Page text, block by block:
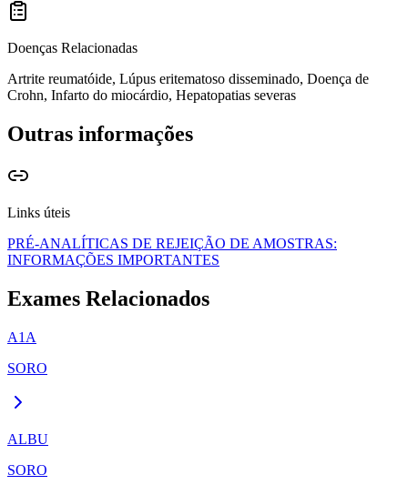
seu prognóstico. Os pacientes com lesões, queimaduras ou tumores
apresentam elevadas concentrações séricas. Nos pacientes com
insuficiência renal crônica foram medidas concentrações séricas
elevadas da a1-glicoproteína ácida, ainda que não exista qualquer
diferença notória entre os doentes dialisados e os não dialisados.
Nos pacientes com doenças crônicas do fígado, foram encontradas
concentrações séricas reduzidas, devido a uma produção limitada da
a1-glicoproteína ácida.
Doenças Relacionadas
Artrite reumatóide, Lúpus eritematoso disseminado, Doença de
Crohn, Infarto do miocárdio, Hepatopatias severas
Outras informações
Links úteis
PRÉ-ANALÍTICAS DE REJEIÇÃO DE AMOSTRAS:
INFORMAÇÕES IMPORTANTES
Exames Relacionados
A1A
SORO
ALBU
SORO